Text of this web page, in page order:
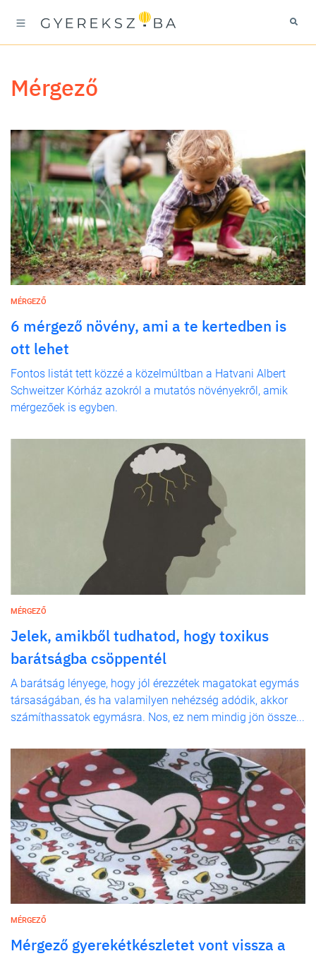
mérgező
MÉRGEZŐ
6 mérgező növény, ami a te kertedben is
ott lehet
Fontos listát tett közzé a közelmúltban a Hatvani Albert
Schweitzer Kórház azokról a mutatós növényekről, amik
mérgezőek is egyben.
MÉRGEZŐ
Jelek, amikből tudhatod, hogy toxikus
barátságba csöppentél
A barátság lényege, hogy jól érezzétek magatokat egymás
társaságában, és ha valamilyen nehézség adódik, akkor
számíthassatok egymásra. Nos, ez nem mindig jön össze...
MÉRGEZŐ
Mérgező gyerekétkészletet vont vissza a